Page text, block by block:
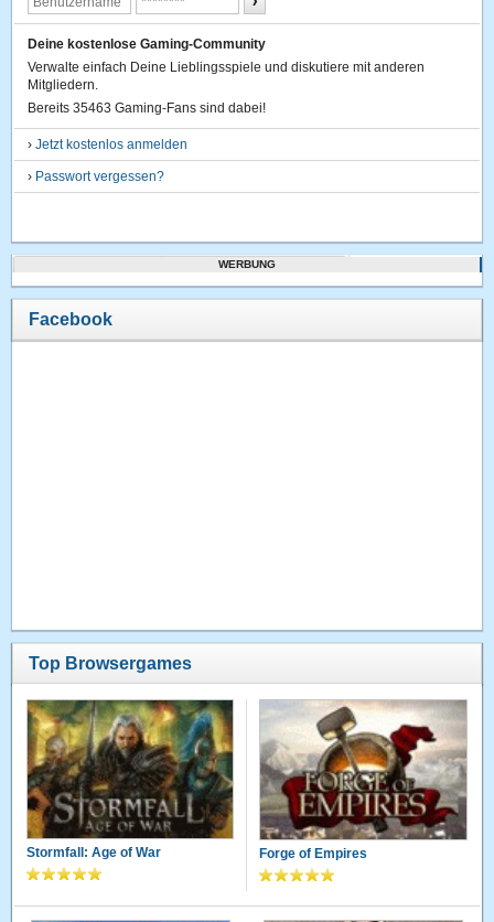
Deine kostenlose Gaming-Community
Verwalte einfach Deine Lieblingsspiele und diskutiere mit anderen
Mitgliedern.
Bereits 35463 Gaming-Fans sind dabei!
›Jetzt kostenlos anmelden
› Passwort vergessen?
WERBUNG
Facebook
Top Browsergames
Stormfall: Age of War Forge of Empires